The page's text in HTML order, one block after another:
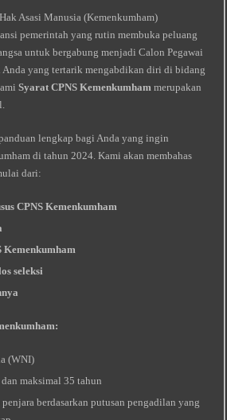
Asasi Manusia (Kemenkumham)
pemerintah yang rutin membuka peluang
untuk bergabung menjadi Calon Pegawai
yang tertarik mengabdikan diri di bidang
Syarat CPNS Kemenkumham merupakan
lengkap bagi Anda yang ingin
di tahun 2024. Kami akan membahas
dari:
CPNS Kemenkumham
Kemenkumham
seleksi
(WNI)
maksimal 35 tahun
berdasarkan putusan pengadilan yang